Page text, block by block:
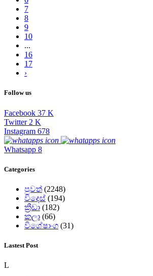
7
8
9
10
...
16
17
›
Follow us
Facebook 37 K
Twitter 2 K
Instagram 678
Whatsapp 8
Categories
පුවත් (2248)
විදෙස් (194)
ක්‍රීඩා (182)
කලා (66)
විශේෂාංග (31)
Lastest Post
L